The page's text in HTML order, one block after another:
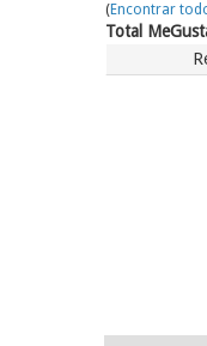
(Encontrar
Total